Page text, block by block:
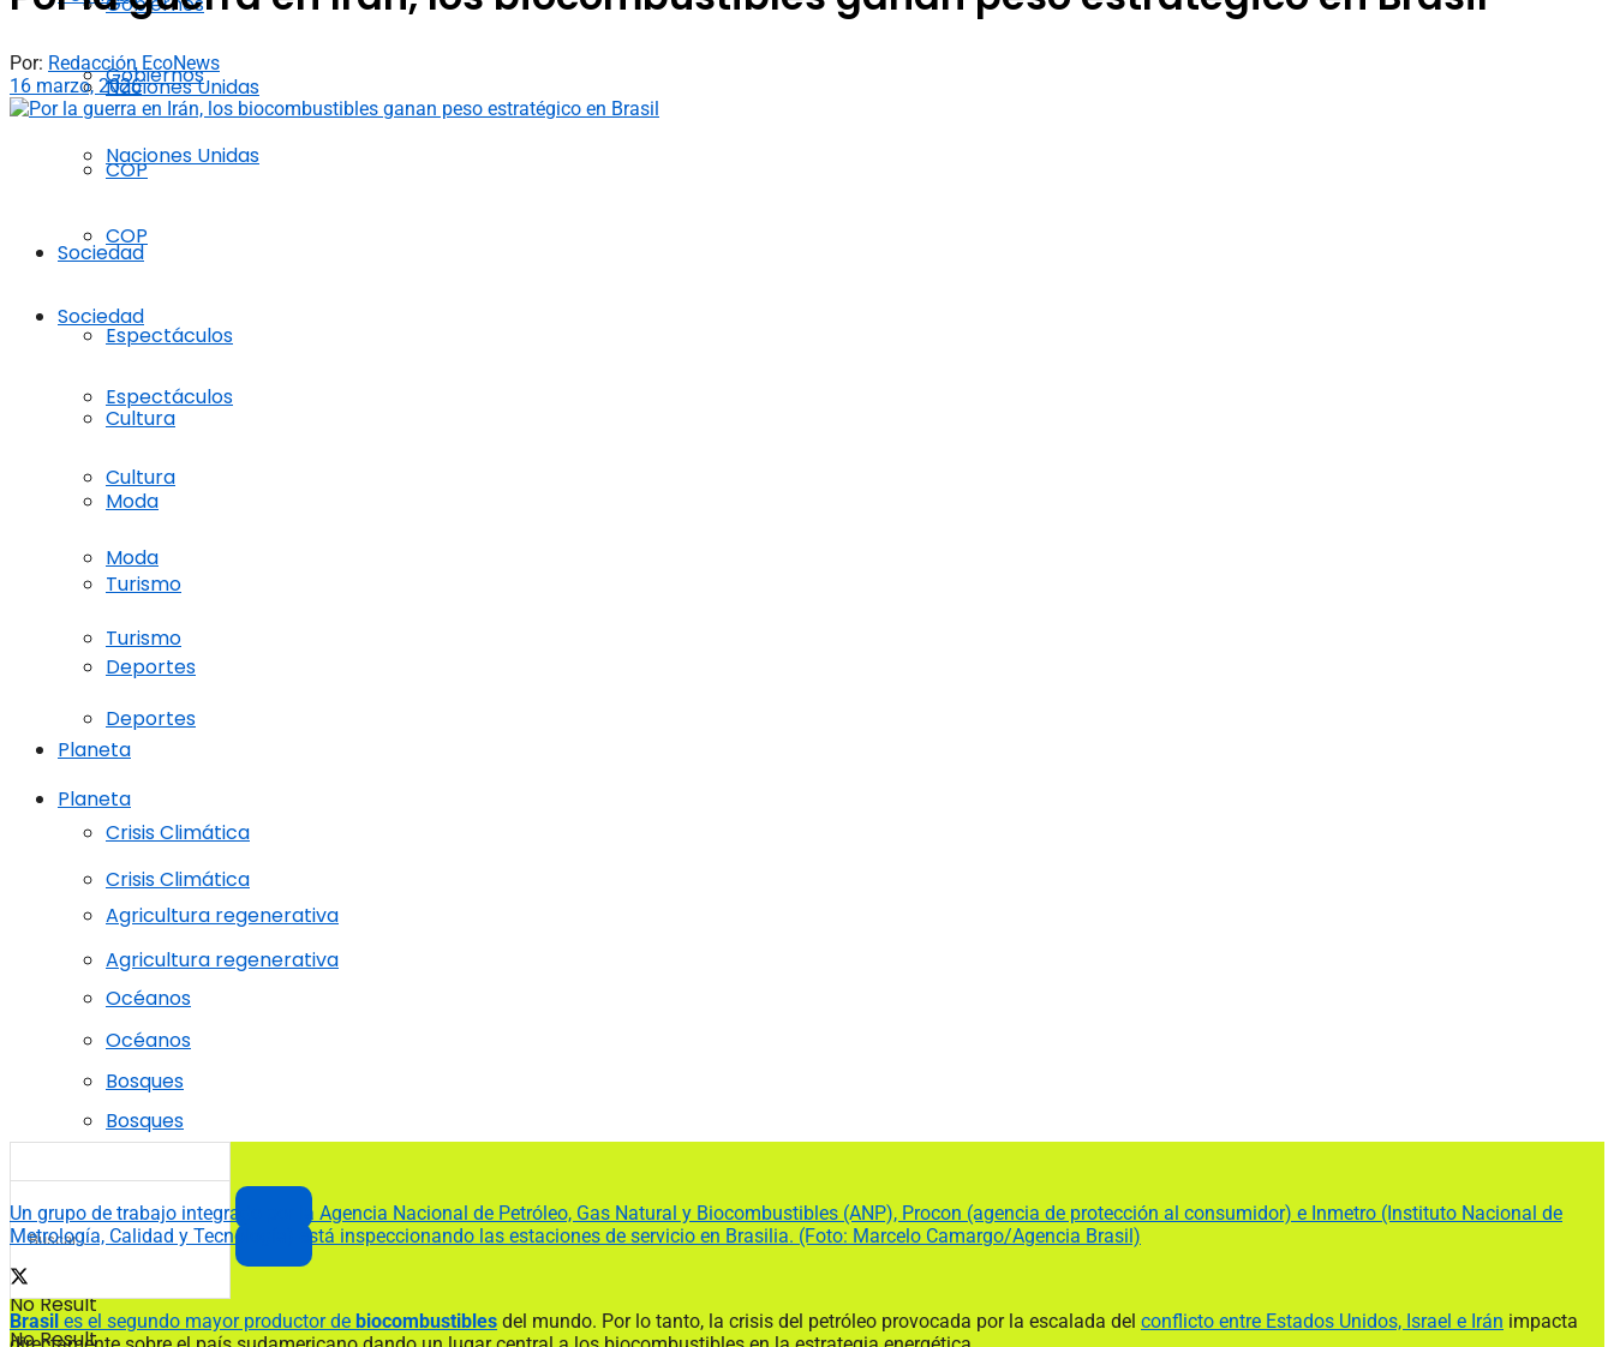
Naciones Unidas
COP
Sociedad
Espectáculos
Cultura
Moda
Turismo
Deportes
Planeta
Crisis Climática
Agricultura regenerativa
Océanos
Bosques
No Result
Gobiernos
Naciones Unidas
COP
Sociedad
Espectáculos
Cultura
Moda
Turismo
Deportes
Planeta
Crisis Climática
Agricultura regenerativa
Océanos
Bosques
No Result
Por: Redacción EcoNews
16 marzo, 2026
Un grupo de trabajo integrado por la Agencia Nacional de Petróleo, Gas Natural y Biocombustibles (ANP), Procon (agencia de protección al consumidor) e Inmetro (Instituto Nacional de
Metrología, Calidad y Tecnología) está inspeccionando las estaciones de servicio en Brasilia. (Foto: Marcelo Camargo/Agencia Brasil)
Brasil es el segundo mayor productor de biocombustibles del mundo. Por lo tanto, la crisis del petróleo provocada por la escalada del conflicto entre Estados Unidos, Israel e Irán impacta